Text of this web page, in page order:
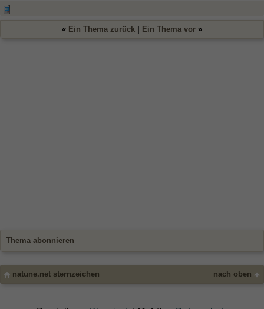
« Ein Thema zurück Ein Thema vor »
Thema abonnieren
nach oben
natune.net sternzeichen